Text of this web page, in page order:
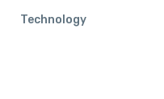
Technology